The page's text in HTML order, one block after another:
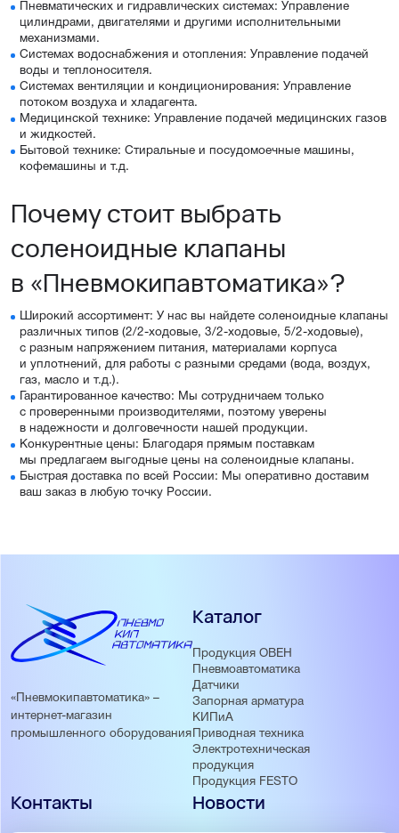
Пневматических и гидравлических системах: Управление
цилиндрами, двигателями и другими исполнительными
механизмами.
Системах водоснабжения и отопления: Управление подачей
воды и теплоносителя.
Системах вентиляции и кондиционирования: Управление
потоком воздуха и хладагента.
Медицинской технике: Управление подачей медицинских газов
и жидкостей.
Бытовой технике: Стиральные и посудомоечные машины,
кофемашины и т.д.
Почему стоит выбрать
соленоидные клапаны
в «Пневмокипавтоматика»?
Широкий ассортимент: У нас вы найдете соленоидные клапаны
различных типов (2/2-ходовые, 3/2-ходовые, 5/2-ходовые),
с разным напряжением питания, материалами корпуса
и уплотнений, для работы с разными средами (вода, воздух,
газ, масло и т.д.).
Гарантированное качество: Мы сотрудничаем только
с проверенными производителями, поэтому уверены
в надежности и долговечности нашей продукции.
Конкурентные цены: Благодаря прямым поставкам
мы предлагаем выгодные цены на соленоидные клапаны.
Быстрая доставка по всей России: Мы оперативно доставим
ваш заказ в любую точку России.
«Пневмокипавтоматика» –
интернет-магазин
промышленного оборудования
Каталог
Продукция ОВЕН
Пневмоавтоматика
Датчики
Запорная арматура
КИПиА
Приводная техника
Электротехническая
продукция
Продукция FESTO
Новости
Контакты